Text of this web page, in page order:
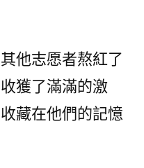
志愿者熬紅了
獲了滿滿的激
藏在他們的記憶